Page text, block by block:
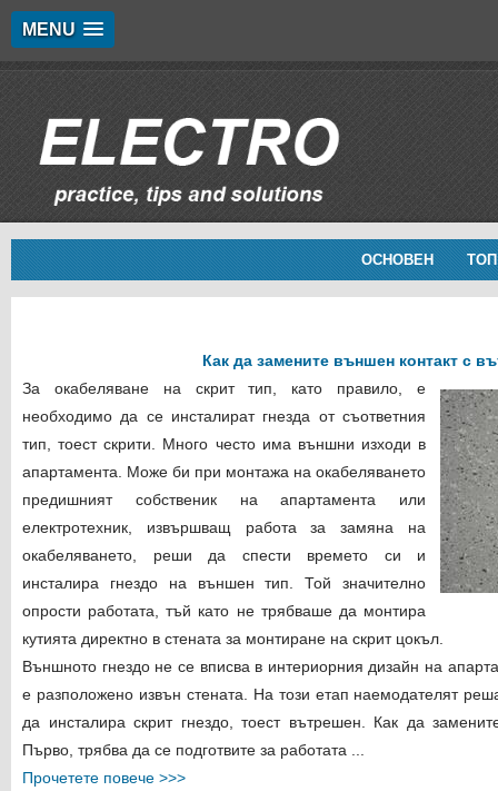
MENU
ОСНОВЕН
Как да замените външен контакт с
За окабеляване на скрит тип, като правило, е
необходимо да се инсталират гнезда от съответния
тип, тоест скрити. Много често има външни изходи в
апартамента. Може би при монтажа на окабеляването
предишният собственик на апартамента или
електротехник, извършващ работа за замяна на
окабеляването, реши да спести времето си и
инсталира гнездо на външен тип. Той значително
опрости работата, тъй като не трябваше да монтира
кутията директно в стената за монтиране на скрит цокъл.
Външното гнездо не се вписва в интериорния дизайн на
е разположено извън стената. На този етап наемодателят
да инсталира скрит гнездо, тоест вътрешен. Как да
Първо, трябва да се подготвите за работата ...
Прочетете повече >>>